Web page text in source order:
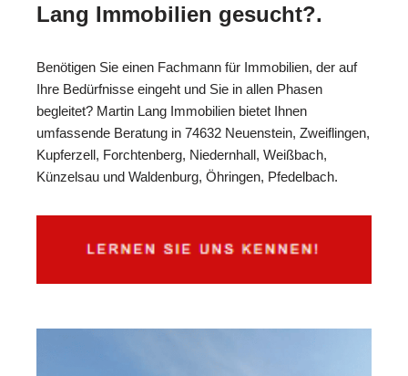
Lang Immobilien gesucht?.
Benötigen Sie einen Fachmann für Immobilien, der auf
Ihre Bedürfnisse eingeht und Sie in allen Phasen
begleitet? Martin Lang Immobilien bietet Ihnen
umfassende Beratung in 74632 Neuenstein, Zweiflingen,
Kupferzell, Forchtenberg, Niedernhall, Weißbach,
Künzelsau und Waldenburg, Öhringen, Pfedelbach.